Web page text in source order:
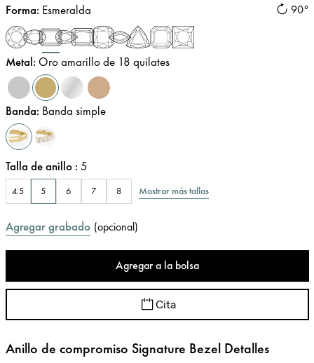
90°
Forma: Esmeralda
Metal: Oro amarillo de 18 quilates
Banda: Banda simple
Talla de anillo : 5
4.5 5 6 7 8 Mostrar más tallas
Agregar grabado (opcional)
Agregar a la bolsa
Cita
Anillo de compromiso Signature Bezel Detalles